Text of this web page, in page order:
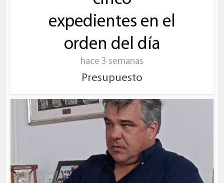
expedientes en el
orden del día
hace 3 semanas
Presupuesto